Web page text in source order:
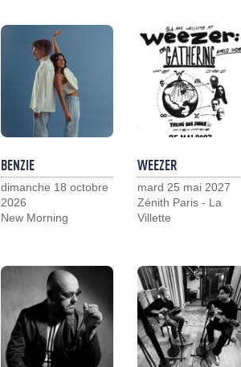
BENZIE
dimanche 18 octobre
2026
New Morning
WEEZER
mard 25 mai 2027
Zénith Paris - La
Villette